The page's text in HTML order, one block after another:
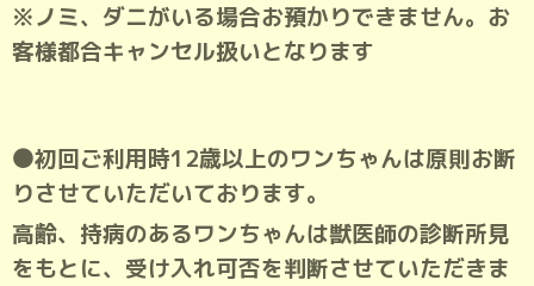
※ノミ、ダニがいる場合お預かりできません。お
客様都合キャンセル扱いとなります
⚫初回ご利用時12歳以上のワンちゃんは原則お断
りさせていただいております。
高齢、持病のあるワンちゃんは獣医師の診断所見
をもとに、受け入れ可否を判断させていただきま